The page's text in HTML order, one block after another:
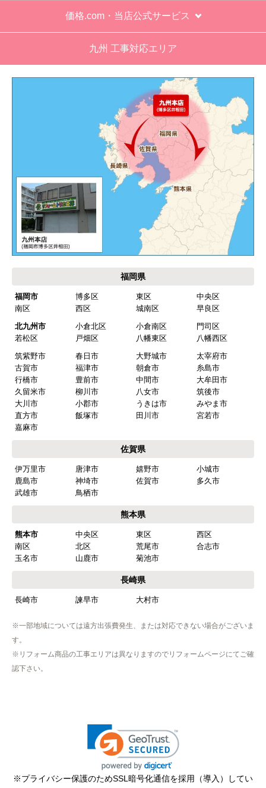
価格.com・当店公式サービス
九州 工事対応エリア
福岡県
福岡市 博多区 東区
中央区
南区
西区 城南区
早良区
北九州市
小倉北区 小倉南区
門司区
若松区
戸畑区 八幡東区
八幡西区
筑紫野市
春日市 大野城市
太宰府市
古賀市
福津市 朝倉市
糸島市
行橋市
豊前市 中間市
大牟田市
久留米市
柳川市 八女市
筑後市
大川市
小郡市 うきは市
みやま市
直方市
飯塚市 田川市
宮若市
嘉麻市
佐賀県
伊万里市 唐津市 嬉野市
小城市
鹿島市
神埼市 佐賀市
多久市
武雄市
鳥栖市
熊本県
熊本市 中央区 東区
西区
南区
北区 荒尾市
合志市
玉名市
山鹿市 菊池市
長崎県
長崎市 諫早市 大村市
※一部地域については遠方出張費発生、または対応できない場合がございま
す。
※リフォーム商品の工事エリアは異なりますのでリフォームページにてご確
認下さい。
※プライバシー保護のためSSL暗号化通信を採用（導入）してい